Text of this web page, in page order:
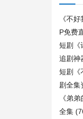
《不
P免费
短剧《
追剧神
短剧《
剧全集
《弟
全集